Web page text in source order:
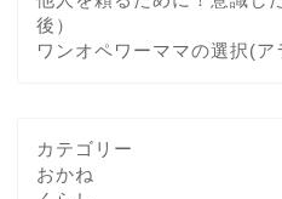
後）
ワンオペワーママの選択(ア
カテゴリー
おかね